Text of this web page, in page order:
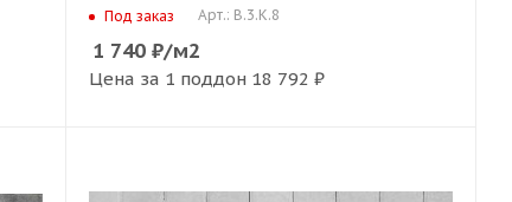
Под заказ Арт.: В.3.К.8
1 740₽/м2
Цена за 1 поддон 18 792 ₽